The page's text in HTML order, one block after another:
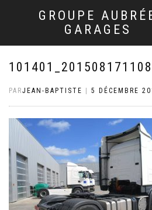
GROUPE
GARAGES
PARJEAN-BAPTISTE 5 DÉCEMBRE